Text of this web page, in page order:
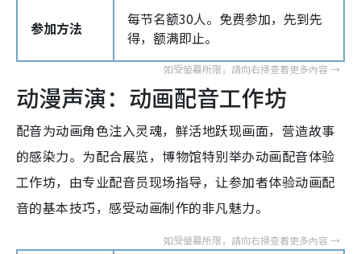
参加方法
每节名额30人。免费参加，先到先
得，额满即止。
动漫声演：动画配音工作坊
配音为动画角色注入灵魂，鲜活地跃现画面，营造故事
的感染力。为配合展览，博物馆特别举办动画配音体验
工作坊，由专业配音员现场指导，让参加者体验动画配
音的基本技巧，感受动画制作的非凡魅力。